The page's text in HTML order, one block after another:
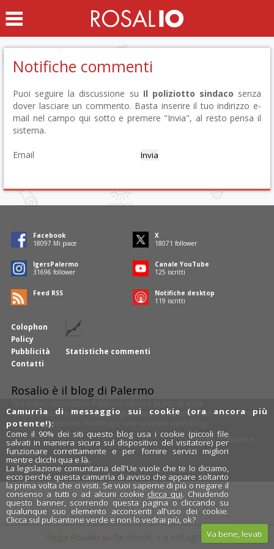
Notifiche commenti
Puoi seguire la discussione su Il poliziotto sindaco senza
dover lasciare un commento. Basta inserire il tuo indirizzo e-
mail nel campo qui sotto e premere "Invia", al resto pensa il
sistema.
Email
Colophon
Policy
Pubblicità
Contatti
Statistiche commenti
Facebook
18284 Mi piace
X
18257 follower
IgersPalermo
32023 follower
Canale YouTube
126 iscritti
Feed RSS
Notifiche desktop
121 iscritti
Rosalio è il blog di Palermo
Anche tu puoi essere uno degli autori: inviaci un'e-mail
. Rosalio ha
anche una sezione
Designcut&paste
Rosalio.it
Da un'idea diTony Siino
x
Instagram
Camurrìa di messaggio sui cookie (ora ancora più
potente!):
Come il 90% dei siti questo blog usa i cookie (piccoli file
salvati in maniera sicura sul dispositivo del visitatore) per
funzionare correttamente e per fornire servizi migliori
mentre clicchi qua e là.
La legislazione comunitaria dell'Ue vuole che te lo diciamo,
ecco perché questa camurrìa di avviso che appare soltanto
la prima volta che ci visiti. Se vuoi saperne di più o negare il
consenso a tutti o ad alcuni cookie clicca qui. Chiudendo
questo banner, scorrendo questa pagina o cliccando su
qualunque suo elemento acconsenti all'uso dei cookie.
Clicca sul pulsantone verde e non lo vedrai più, ok?
Va bene, levati